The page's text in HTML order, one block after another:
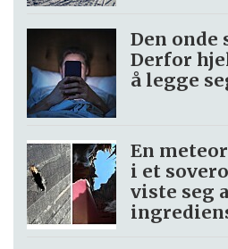
Den onde
Derfor
å legge
En
i et
viste seg